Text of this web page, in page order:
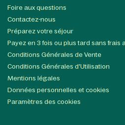
Foire aux questions
Contactez-nous
Préparez votre séjour
Payez en 3 fois ou plus tard sans frais
Conditions Générales de Vente
Conditions Générales d'Utilisation
Mentions légales
Données personnelles et cookies
Paramètres des cookies